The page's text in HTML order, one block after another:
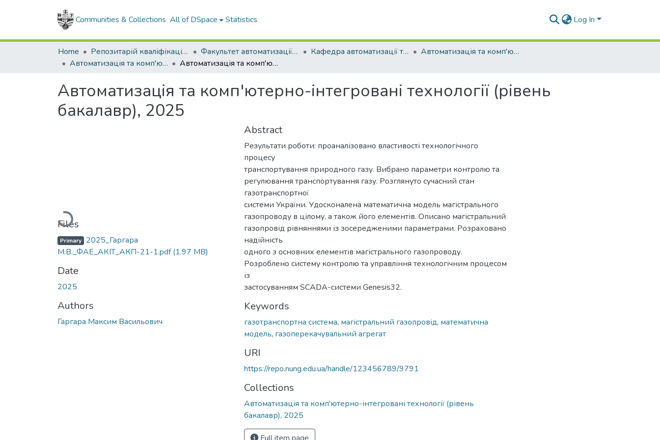
Communities & Collections All of DSpace Statistics Log In
Home Репозитарій кваліфікаційних робіт здобувачів вищої освіти Факультет автоматизації та енергетики Кафедра автоматизації та комп'ютерно-інтегрованих технологій
Автоматизація та комп'ютерно-інтегровані технології (рівень бакалавр)
Автоматизація та комп'ютерно-інтегровані технології (рівень бакалавр), 2025
Автоматизація та комп'ютерно-інтегровані технології (рівень бакалавр), 2025
Автоматизація та комп'ютерно-інтегровані технології (рівень
бакалавр), 2025
Loading...
Files
Primary 2025_Гаргара
М.В._ФАЕ_АКІТ_АКП-21-1.pdf(1.97 MB)
Date
2025
Authors
Гаргара Максим Васильович
Abstract
Результати роботи: проаналізовано властивості технологічного
процесу
транспортування природного газу. Вибрано параметри контролю та
регулювання транспортування газу. Розглянуто сучасний стан
газотранспортної
системи України. Удосконалена математична модель магістрального
газопроводу в цілому, а також його елементів. Описано магістральний
газопровід рівняннями із зосередженими параметрами. Розраховано
надійність
одного з основних елементів магістрального газопроводу.
Розроблено систему контролю та управління технологічним процесом
із
застосуванням SCADA-системи Genesis32.
Keywords
газотранспортна система, магістральний газопровід, математична
модель, газоперекачувальний агрегат
URI
https://repo.nung.edu.ua/handle/123456789/9791
Collections
Автоматизація та комп'ютерно-інтегровані технології (рівень
бакалавр), 2025